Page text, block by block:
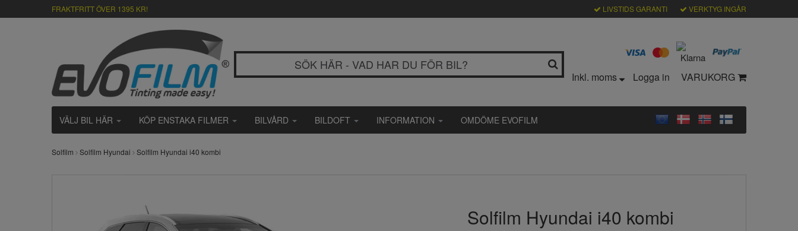
FRAKTFRITT ÖVER 1395 KR! LIVSTIDS GARANTI VERKTYG INGÅR
Inkl. moms Logga in VARUKORG
VÄLJ BIL HÄR KÖP ENSTAKA FILMER BILVÅRD BILDOFT INFORMATION OMDÖME EVOFILM
Solfilm Solfilm Hyundai Solfilm Hyundai i40 kombi
Solfilm Hyundai i40 kombi